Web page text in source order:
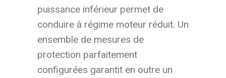
puissance inférieur permet de
conduire à régime moteur réduit. Un
ensemble de mesures de
protection parfaitement
configurées garantit en outre un